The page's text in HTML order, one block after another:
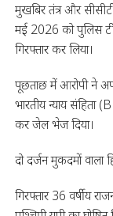
मुखबिर तंत्र और
मई 2026 को पुलिस
गिरफ्तार कर लिया।
पूछताछ में आरोपी ने
भारतीय न्याय संहिता
कर जेल भेज दिया।
दो दर्जन मुकदमों वाला
गिरफ्तार 36 वर्षीय